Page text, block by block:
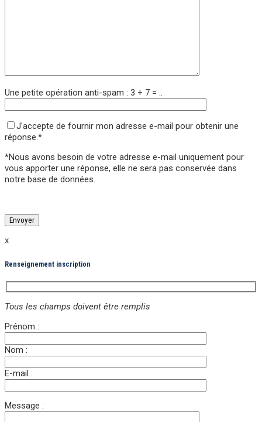
Une petite opération anti-spam : 3 + 7 = ..
J'accepte de fournir mon adresse e-mail pour obtenir une
réponse.*
*Nous avons besoin de votre adresse e-mail uniquement pour
vous apporter une réponse, elle ne sera pas conservée dans
notre base de données.
x
Renseignement inscription
Tous les champs doivent être remplis
Prénom :
Nom :
E-mail :
Message :